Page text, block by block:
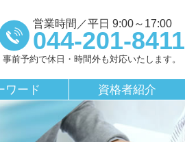
営業時間／平日 9:00～17:00
044-201-8411
事前予約で休日・時間外も対応いたします。
ワード 資格者紹介